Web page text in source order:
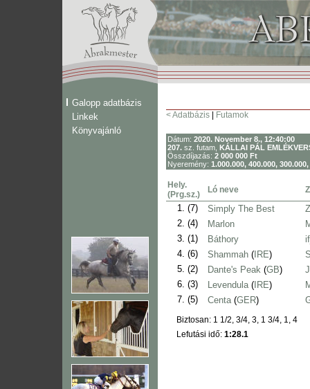
Galopp adatbázis
Linkek
Könyvajánló
< Adatbázis Futamok
Dátum: 2020. November 8., 12:40:00
207. sz. futam, KÁLLAI PÁL
Összdíjazás: 2 000 000 Ft
Nyeremény: 1.000.000, 400.000,
Hely.
(Prg.sz.)
Ló neve
1. (7) Simply The Best
2. (4) Marlon
3. (1) Báthory
4. (6) Shammah ( IRE)
5. (2) Dante's Peak (GB)
6. (3) Levendula( IRE)
7. (5) Centa(GER)
Biztosan: 1 1/2, 3/4, 3, 1 3/4, 1, 4
Lefutási idő: 1:28.1